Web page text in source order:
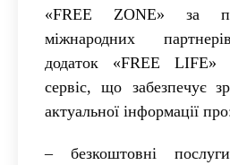
«FREE ZONE» за
міжнародних
додаток «FREE
сервіс, що забезпечує
актуальної інформації
– безкоштовні